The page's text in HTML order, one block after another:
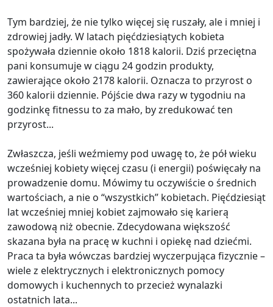
Tym bardziej, że nie tylko więcej się ruszały, ale i mniej i
zdrowiej jadły. W latach pięćdziesiątych kobieta
spożywała dziennie około 1818 kalorii. Dziś przeciętna
pani konsumuje w ciągu 24 godzin produkty,
zawierające około 2178 kalorii. Oznacza to przyrost o
360 kalorii dziennie. Pójście dwa razy w tygodniu na
godzinkę fitnessu to za mało, by zredukować ten
przyrost...
Zwłaszcza, jeśli weźmiemy pod uwagę to, że pół wieku
wcześniej kobiety więcej czasu (i energii) poświęcały na
prowadzenie domu. Mówimy tu oczywiście o średnich
wartościach, a nie o “wszystkich” kobietach. Pięćdziesiąt
lat wcześniej mniej kobiet zajmowało się karierą
zawodową niż obecnie. Zdecydowana większość
skazana była na pracę w kuchni i opiekę nad dziećmi.
Praca ta była wówczas bardziej wyczerpująca fizycznie –
wiele z elektrycznych i elektronicznych pomocy
domowych i kuchennych to przecież wynalazki
ostatnich lata...